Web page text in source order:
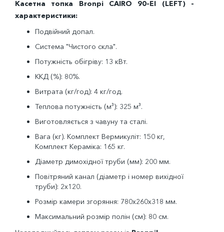
Касетна топка Bronpi CAIRO 90-EI (LEFT) -
характеристики:
Подвійний допал.
Система "Чистого скла".
Потужність обігріву: 13 кВт.
ККД (%): 80%.
Витрата (кг/год): 4 кг/год.
Теплова потужність (м³): 325 м³.
Виготовляється з чавуну та сталі.
Вага (кг). Комплект Вермикуліт: 150 кг,
Комплект Кераміка: 165 кг.
Діаметр димохідної труби (мм): 200 мм.
Повітряний канал (діаметр і номер вихідної
труби): 2x120.
Розмір камери згоряння: 780x260x318 мм.
Максимальний розмір полін (см): 80 см.